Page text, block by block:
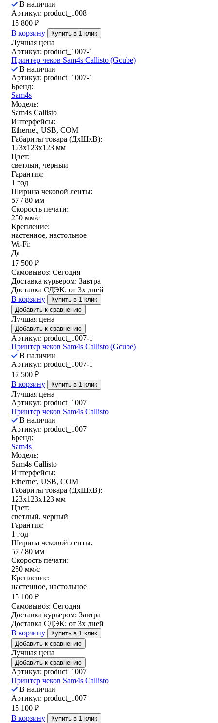
В наличии
Артикул: product_1008
15 800 ₽
В корзину
Купить в 1 клик
Лучшая цена
Артикул: product_1007-1
Принтер чеков Sam4s Callisto (Gcube)
В наличии
Артикул: product_1007-1
Бренд:
Sam4s
Модель:
Sam4s Callisto
Интерфейсы:
Ethernet, USB, COM
Габариты товара (ДxШxВ):
123х123х123 мм
Цвет:
светлый, черный
Гарантия:
1 год
Ширина чековой ленты:
57 / 80 мм
Скорость печати:
250 мм/c
Крепление:
настенное, настольное
Wi-Fi:
Да
17 500 ₽
Самовывоз: Сегодня
Доставка курьером: Завтра
Доставка СДЭК: от 3х дней
В корзину
Купить в 1 клик
Добавить к сравнению
Лучшая цена
Добавить к сравнению
Артикул: product_1007-1
Принтер чеков Sam4s Callisto (Gcube)
В наличии
Артикул: product_1007-1
17 500 ₽
В корзину
Купить в 1 клик
Лучшая цена
Артикул: product_1007
Принтер чеков Sam4s Callisto
В наличии
Артикул: product_1007
Бренд:
Sam4s
Модель:
Sam4s Callisto
Интерфейсы:
Ethernet, USB, COM
Габариты товара (ДxШxВ):
123х123х123 мм
Цвет:
светлый, черный
Гарантия:
1 год
Ширина чековой ленты:
57 / 80 мм
Скорость печати:
250 мм/c
Крепление:
настенное, настольное
15 100 ₽
Самовывоз: Сегодня
Доставка курьером: Завтра
Доставка СДЭК: от 3х дней
В корзину
Купить в 1 клик
Добавить к сравнению
Лучшая цена
Добавить к сравнению
Артикул: product_1007
Принтер чеков Sam4s Callisto
В наличии
Артикул: product_1007
15 100 ₽
В корзину
Купить в 1 клик